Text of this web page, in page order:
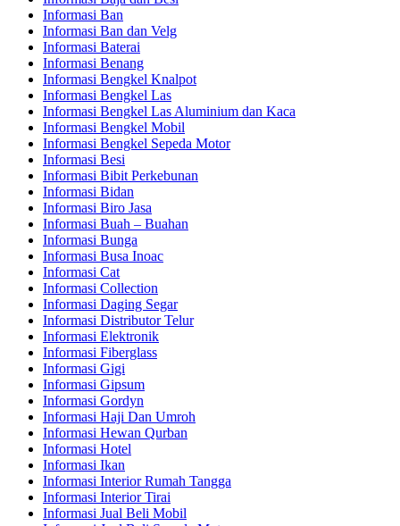
Informasi Ban
Informasi Ban dan Velg
Informasi Baterai
Informasi Benang
Informasi Bengkel Knalpot
Informasi Bengkel Las
Informasi Bengkel Las Aluminium dan Kaca
Informasi Bengkel Mobil
Informasi Bengkel Sepeda Motor
Informasi Besi
Informasi Bibit Perkebunan
Informasi Bidan
Informasi Biro Jasa
Informasi Buah – Buahan
Informasi Bunga
Informasi Busa Inoac
Informasi Cat
Informasi Collection
Informasi Daging Segar
Informasi Distributor Telur
Informasi Elektronik
Informasi Fiberglass
Informasi Gigi
Informasi Gipsum
Informasi Gordyn
Informasi Haji Dan Umroh
Informasi Hewan Qurban
Informasi Hotel
Informasi Ikan
Informasi Interior Rumah Tangga
Informasi Interior Tirai
Informasi Jual Beli Mobil